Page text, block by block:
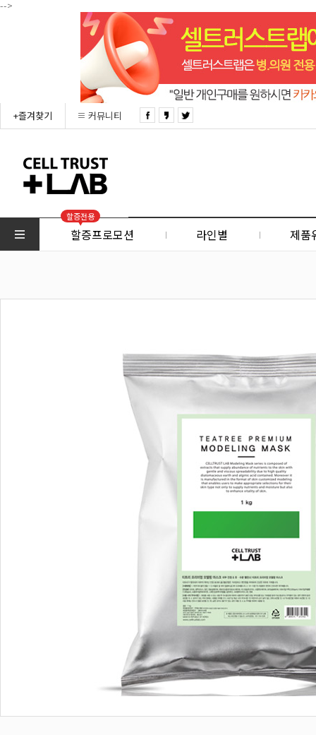
-->
+즐겨찾기 커뮤니티
할증전용
할증프로모션 라인별 제품